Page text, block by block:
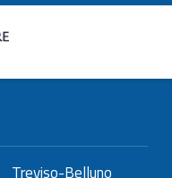
Unioncamere del Veneto
Treviso-Belluno